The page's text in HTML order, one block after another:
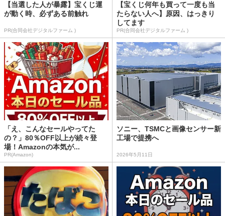
【当選した人が暴露】宝くじ運
が動く時、必ずある前触れ
PR(合同会社デジタルファーム )
【宝くじ何年も買って一度も当
たらない人へ】原因、はっきり
してます
PR(合同会社デジタルファーム )
「え、こんなセールやってた
の？」80％OFF以上が続々登
場！Amazonの本気が...
PR(Amazon)
ソニー、TSMCと画像センサー新
工場で提携へ
2026年5月11日